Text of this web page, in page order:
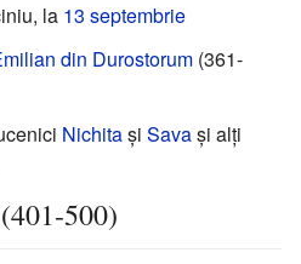
la 13 septembrie
din Durostorum (361-
Nichitași Savași alți
500)